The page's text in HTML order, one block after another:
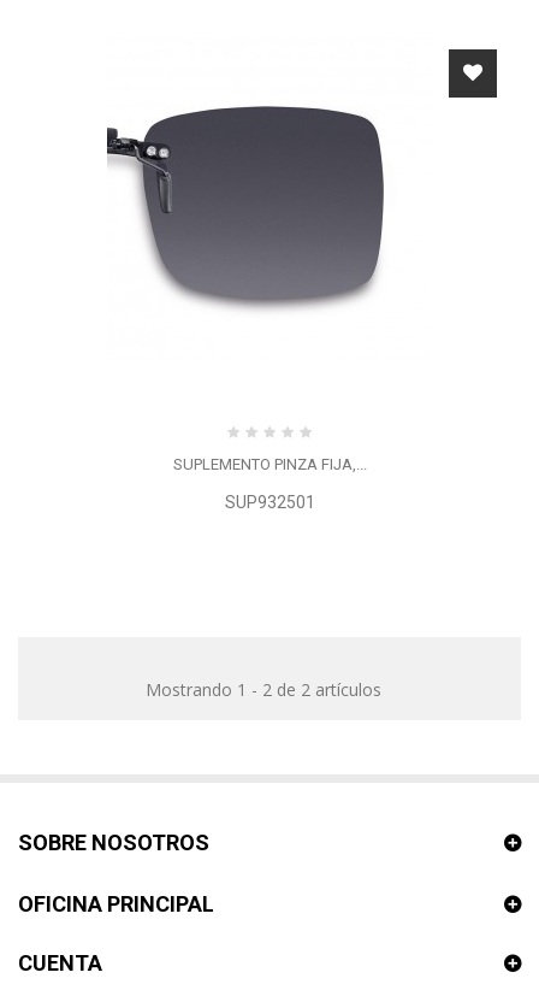
SUPLEMENTO PINZA FIJA,...
SUP932501
Mostrando 1 - 2 de 2 artículos
SOBRE NOSOTROS
OFICINA PRINCIPAL
CUENTA